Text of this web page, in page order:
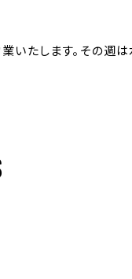
いたします。その週